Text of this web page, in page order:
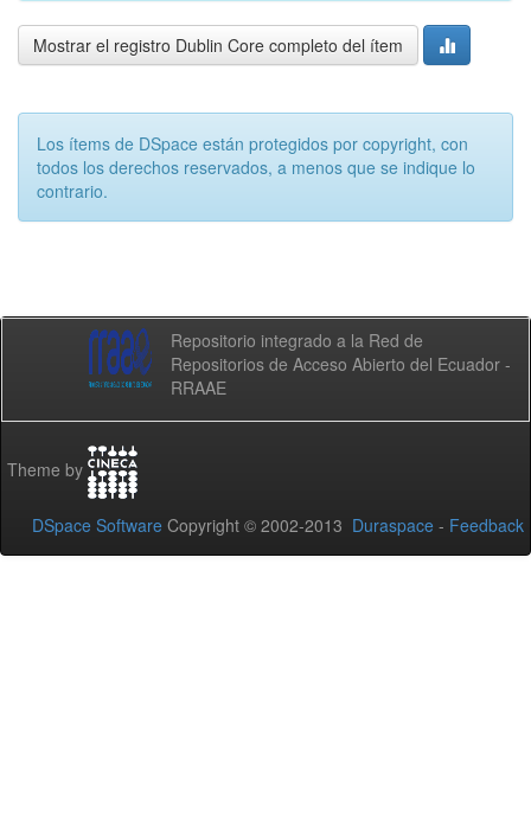
Mostrar el registro Dublin Core completo del ítem
Los ítems de DSpace están protegidos por copyright, con
todos los derechos reservados, a menos que se indique lo
contrario.
Repositorio integrado a la Red de
Repositorios de Acceso Abierto del Ecuador -
RRAAE
Theme by
DSpace Software Copyright © 2002-2013 Duraspace - Feedback